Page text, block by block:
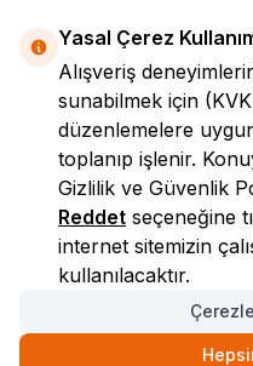
Yasal Çerez
Alışveriş
sunabilmek için
düzenlemelere
toplanıp işlenir.
Gizlilik ve Güvenlik
Reddet seçeneğine
internet sitemizin
kullanılacaktır.